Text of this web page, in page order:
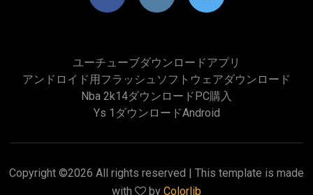
ユーチューブダウンロードアプリ
アンドロイド用フラッシュソフトウェアダウンロード
Nba 2k14ダウンロードPC購入
Ys 1ダウンロードandroid
Copyright ©2026 All rights reserved | This template is made
with
by Colorlib